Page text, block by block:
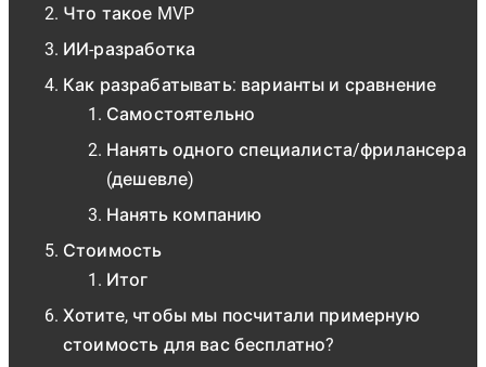
Что такое MVP
ИИ-разработка
Как разрабатывать: варианты и сравнение
Самостоятельно
Нанять одного специалиста/фрилансера
(дешевле)
Нанять компанию
Стоимость
Итог
Хотите, чтобы мы посчитали примерную
стоимость для вас бесплатно?